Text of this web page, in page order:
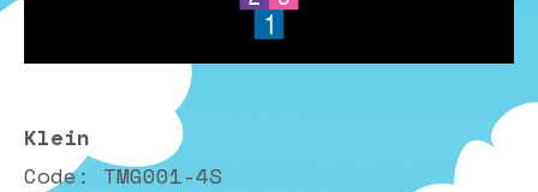
Klein
Code: TMG001-4S